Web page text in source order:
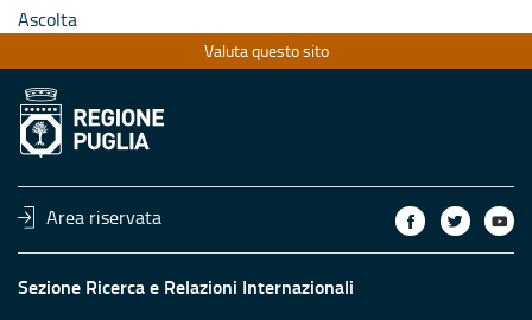
1.6 del
FSE+
Ascolta
Valuta questo sito
Area riservata
Sezione Ricerca e Relazioni Internazionali